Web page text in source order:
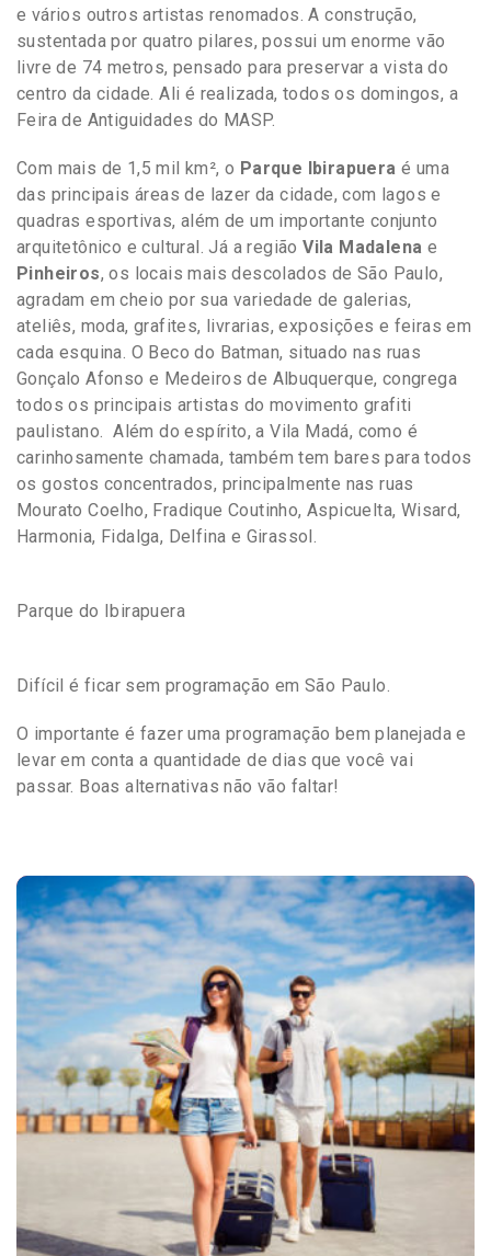
e vários outros artistas renomados. A construção,
sustentada por quatro pilares, possui um enorme vão
livre de 74 metros, pensado para preservar a vista do
centro da cidade. Ali é realizada, todos os domingos, a
Feira de Antiguidades do MASP.
Com mais de 1,5 mil km², o Parque Ibirapuera é uma
das principais áreas de lazer da cidade, com lagos e
quadras esportivas, além de um importante conjunto
arquitetônico e cultural. Já a regiãoVila Madalena e
Pinheiros, os locais mais descolados de São Paulo,
agradam em cheio por sua variedade de galerias,
ateliês, moda, grafites, livrarias, exposições e feiras em
cada esquina. O Beco do Batman, situado nas ruas
Gonçalo Afonso e Medeiros de Albuquerque, congrega
todos os principais artistas do movimento grafiti
paulistano. Além do espírito, a Vila Madá, como é
carinhosamente chamada, também tem bares para todos
os gostos concentrados, principalmente nas ruas
Mourato Coelho, Fradique Coutinho, Aspicuelta, Wisard,
Harmonia, Fidalga, Delfina e Girassol.
Parque do Ibirapuera
Difícil é ficar sem programação em São Paulo.
O importante é fazer uma programação bem planejada e
levar em conta a quantidade de dias que você vai
passar. Boas alternativas não vão faltar!